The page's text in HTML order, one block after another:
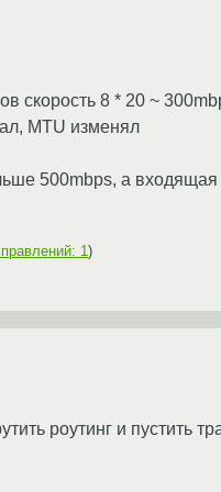
скорость 8 * 20 ~
MTU изменял
500mbps, а входящая
1)
роутинг и пустить